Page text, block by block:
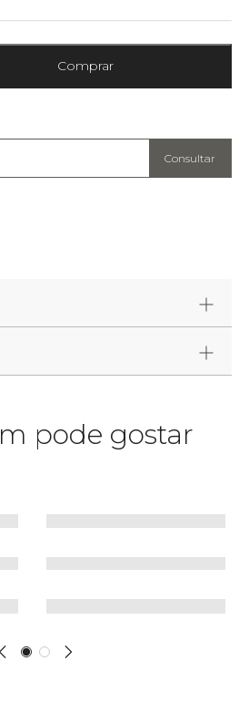
Comprar
Consultar
pode gostar